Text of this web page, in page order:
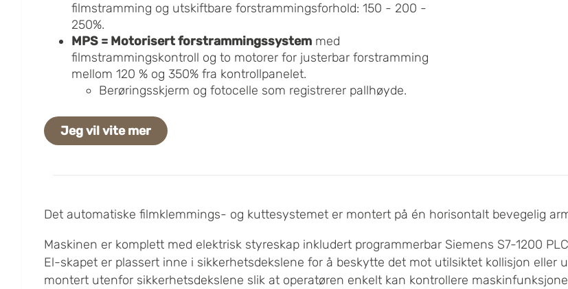
filmstramming og utskiftbare forstrammingsforhold: 150 - 200 -
250%.​
MPS = Motorisert forstrammingssystem med
filmstrammingskontroll og to motorer for justerbar forstramming
mellom 120 % og 350% fra kontrollpanelet.
Berøringsskjerm og fotocelle som registrerer pallhøyde.
Jeg vil vite mer
Det automatiske filmklemmings- og kuttesystemet er montert på én horisontalt bevegelig
Maskinen er komplett med elektrisk styreskap inkludert programmerbar Siemens S7-1200
El-skapet er plassert inne i sikkerhetsdekslene for å beskytte det mot utilsiktet kollisjon eller
montert utenfor sikkerhetsdekslene slik at operatøren enkelt kan kontrollere